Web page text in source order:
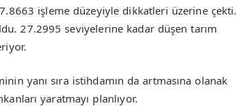
işleme düzeyiyle dikkatleri üzerine çekti.
27.2995 seviyelerine kadar düşen tarım
yanı sıra istihdamın da artmasına olanak
yaratmayı planlıyor.